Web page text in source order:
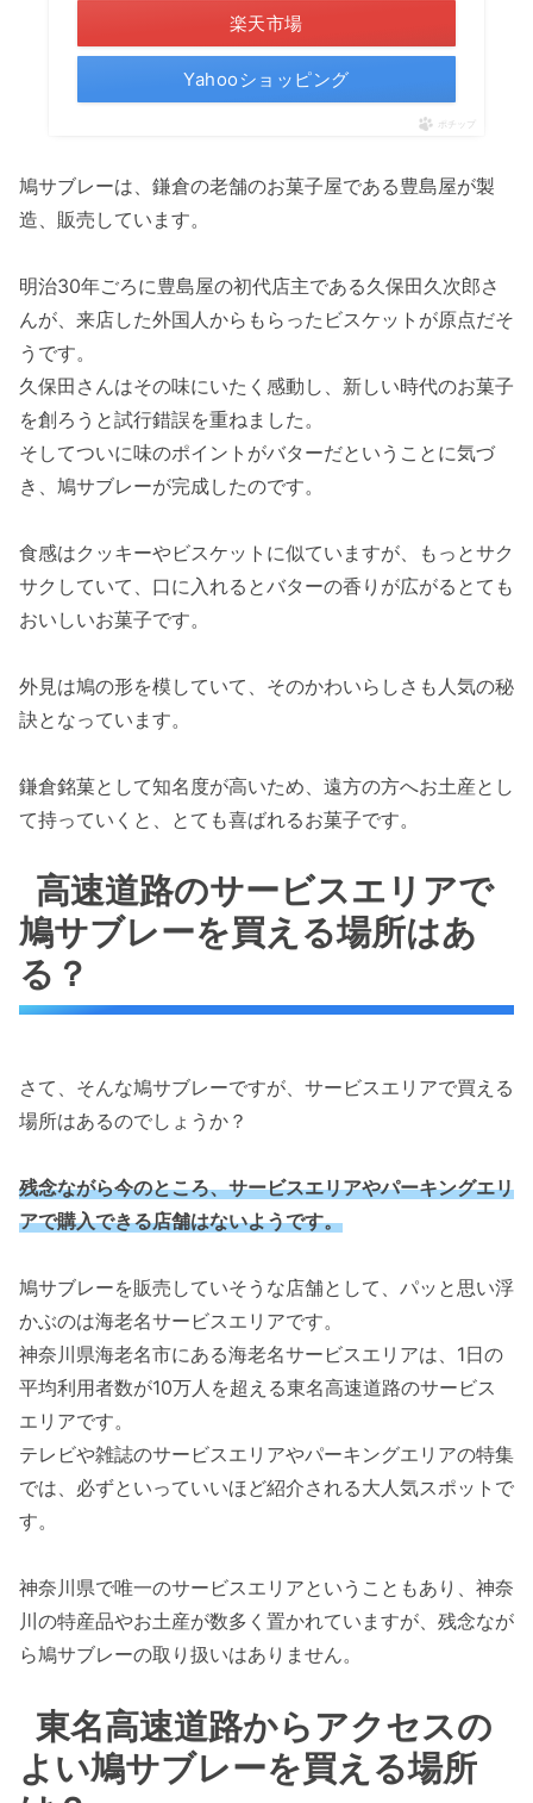
楽天市場
Yahooショッピング
ポチップ
鳩サブレーは、鎌倉の老舗のお菓子屋である豊島屋が製
造、販売しています。
明治30年ごろに豊島屋の初代店主である久保田久次郎さ
んが、来店した外国人からもらったビスケットが原点だそ
うです。
久保田さんはその味にいたく感動し、新しい時代のお菓子
を創ろうと試行錯誤を重ねました。
そしてついに味のポイントがバターだということに気づ
き、鳩サブレーが完成したのです。
食感はクッキーやビスケットに似ていますが、もっとサク
サクしていて、口に入れるとバターの香りが広がるとても
おいしいお菓子です。
外見は鳩の形を模していて、そのかわいらしさも人気の秘
訣となっています。
鎌倉銘菓として知名度が高いため、遠方の方へお土産とし
て持っていくと、とても喜ばれるお菓子です。
高速道路のサービスエリアで
鳩サブレーを買える場所はあ
る？
さて、そんな鳩サブレーですが、サービスエリアで買える
場所はあるのでしょうか？
残念ながら今のところ、サービスエリアやパーキングエリ
アで購入できる店舗はないようです。
鳩サブレーを販売していそうな店舗として、パッと思い浮
かぶのは海老名サービスエリアです。
神奈川県海老名市にある海老名サービスエリアは、1日の
平均利用者数が10万人を超える東名高速道路のサービス
エリアです。
テレビや雑誌のサービスエリアやパーキングエリアの特集
では、必ずといっていいほど紹介される大人気スポットで
す。
神奈川県で唯一のサービスエリアということもあり、神奈
川の特産品やお土産が数多く置かれていますが、残念なが
ら鳩サブレーの取り扱いはありません。
東名高速道路からアクセスの
よい鳩サブレーを買える場所